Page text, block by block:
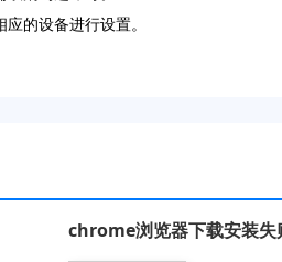
的设备进行设置。
chrome浏览器下载安装失